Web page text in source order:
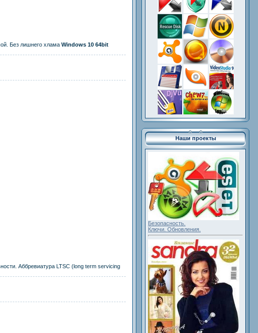
Без лишнего хлама Windows 10 64bit
Аббревиатура LTSC (long term servicing
Наши проекты
Безопасность.
Ключи. Обновления.